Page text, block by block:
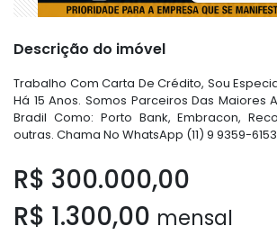
Descrição do imóvel
Trabalho Com Carta De Crédito, Sou
Há 15 Anos. Somos Parceiros Das Maiores
Bradil Como: Porto Bank, Embracon,
outras. Chama No WhatsApp (11) 9 9359-
R$ 300.000,00
R$ 1.300,00 mensal